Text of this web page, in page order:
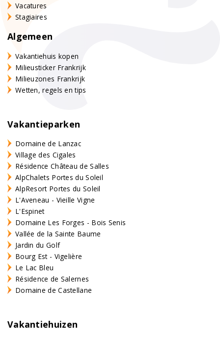
Vacatures
Stagiaires
Algemeen
Vakantiehuis kopen
Milieusticker Frankrijk
Milieuzones Frankrijk
Wetten, regels en tips
Vakantieparken
Domaine de Lanzac
Village des Cigales
Résidence Château de Salles
AlpChalets Portes du Soleil
AlpResort Portes du Soleil
L'Aveneau - Vieille Vigne
L'Espinet
Domaine Les Forges - Bois Senis
Vallée de la Sainte Baume
Jardin du Golf
Bourg Est - Vigelière
Le Lac Bleu
Résidence de Salernes
Domaine de Castellane
Vakantiehuizen